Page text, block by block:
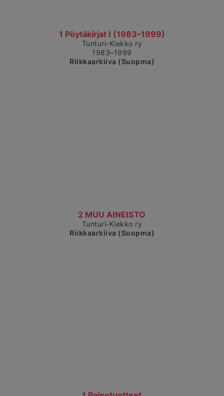
1 Pöytäkirjat I (1983–1999)
Čájet dárkkes dieđuid
Tunturi-Kiekko ry
1983–1999
Riikkaarkiiva (Suopma)
2 MUU AINEISTO
Čájet dárkkes dieđuid
Tunturi-Kiekko ry
Riikkaarkiiva (Suopma)